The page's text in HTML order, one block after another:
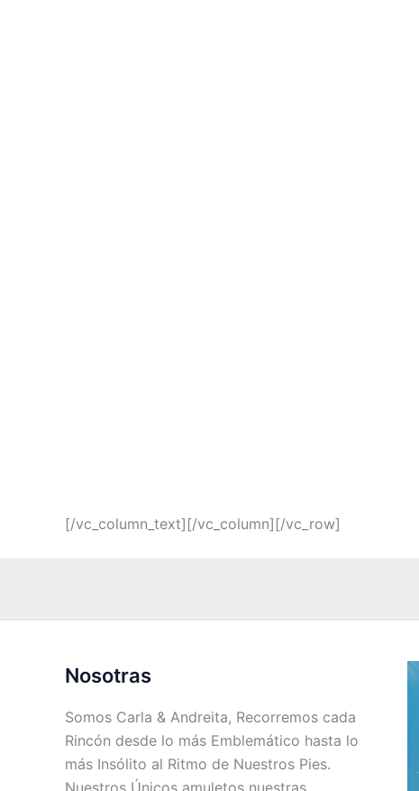
[/vc_column_text][/vc_column][/vc_row]
Nosotras
Somos Carla & Andreita, Recorremos cada
Rincón desde lo más Emblemático hasta lo
más Insólito al Ritmo de Nuestros Pies.
Nuestros Únicos amuletos nuestras